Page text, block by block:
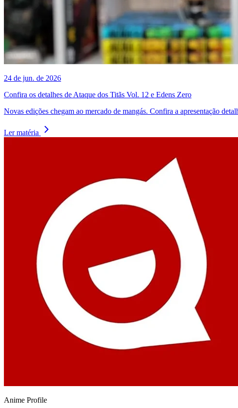
24 de jun. de 2026
Confira os detalhes de Ataque dos Titãs Vol. 12 e Edens Zero
Novas edições chegam ao mercado de mangás. Confira a apresentação
Ler matéria
Anime Profile